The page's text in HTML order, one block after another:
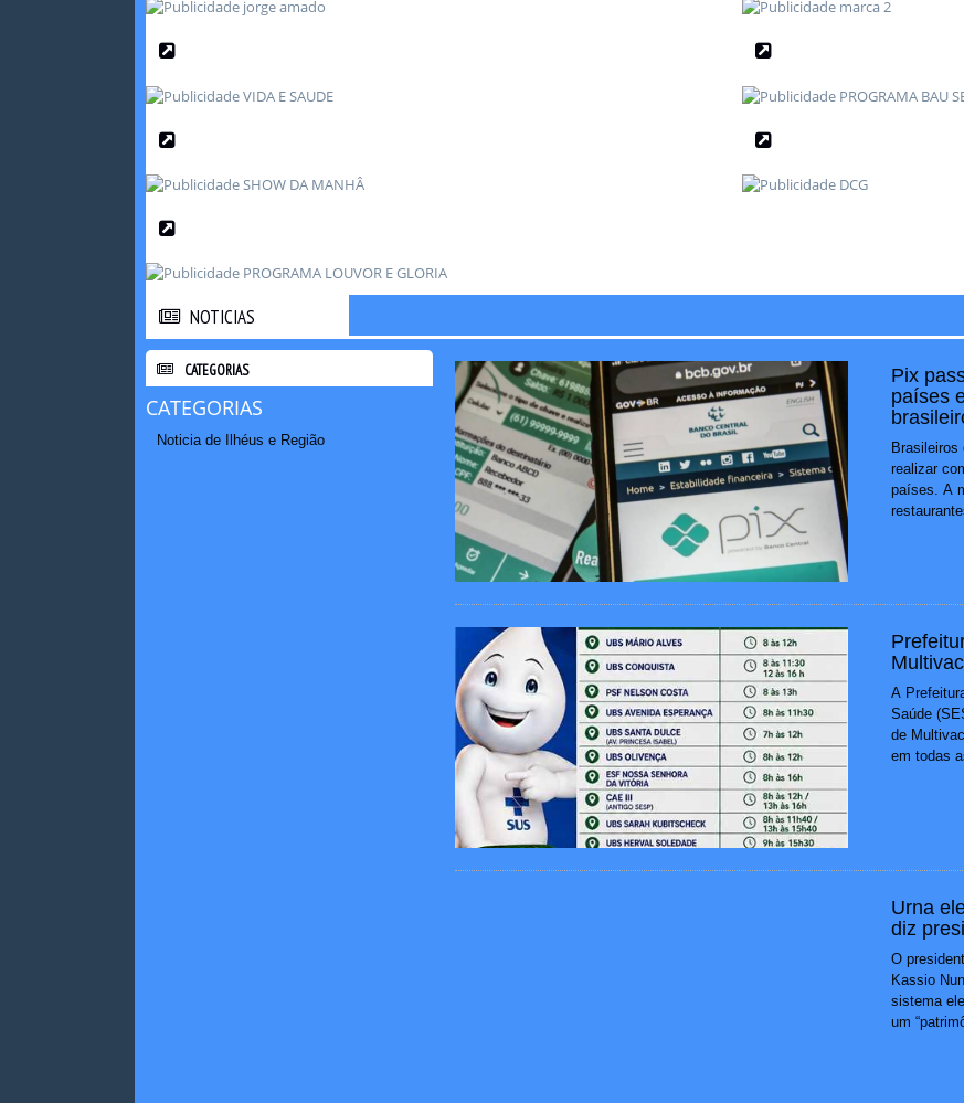
NOTICIAS
CATEGORIAS
CATEGORIAS
Noticia de Ilhéus e Região
Pix
países
Brasileiros
realizar
países. A
A
Saúde
de
em todas
Urna
diz
O
Kassio
sistema
um